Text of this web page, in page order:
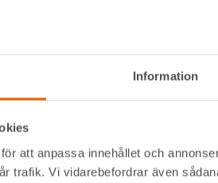
Information
att anpassa innehållet och
trafik. Vi vidarebefordrar även
1 150 mm
2 300 kg
Filmer